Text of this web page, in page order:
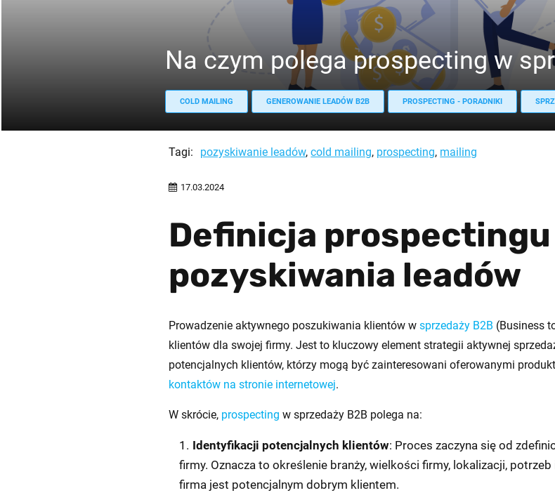
Na czym polega prospecting w
COLD MAILING GENEROWANIE LEADÓW B2B PROSPECTING - PORADNIKI
Tagi: pozyskiwanie leadów,cold mailing, prospecting, mailing
17.03.2024
Definicja
pozyskiwania leadów
Prowadzenie aktywnego poszukiwania klientów wsprzedaży B2B (Business
klientów dla swojej firmy. Jest to kluczowy element strategii aktywnej
potencjalnych klientów, którzy mogą być zainteresowani oferowanymi
kontaktów na stronie internetowej.
W skrócie, prospecting w sprzedaży B2B polega na:
Identyfikacji potencjalnych klientów: Proces zaczyna się od
firmy. Oznacza to określenie branży, wielkości firmy, lokalizacji,
firma jest potencjalnym dobrym klientem.